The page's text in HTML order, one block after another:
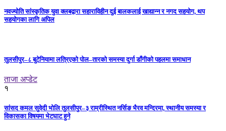
नवज्योति सांस्कृतिक युवा क्लबद्वारा सहाराविहीन दुई बालकलाई खाद्यान्न र नगद सहयोग, थप
सहयोगका लागि अपिल
तुलसीपुर–८ बुटेनियामा लत्रिएको पोल–तारको समस्या दुर्गा डाँगीको पहलमा समाधान
ताजा अप्डेट
१
सांसद कमल सुवेदी भोलि तुलसीपुर–३ राम्रीस्थित नर्सिङ भैरव मन्दिरमा, स्थानीय समस्या र
विकासका विषयमा भेटघाट हुने